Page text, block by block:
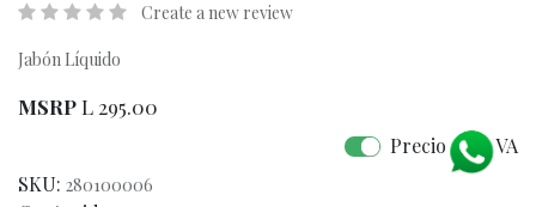
Create a new review
Jabón Líquido
MSRPL 295.00
Precio con IVA
SKU: 280100006